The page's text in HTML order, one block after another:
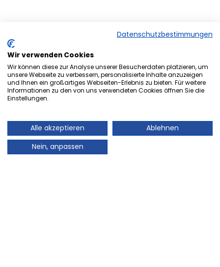
Herzlich Willkommen bei der
Onlineversion von Ihrem
Auch Ihr Stadtmagazin „es Heftche“ ®, das es
mittlerweile 28 Jahre im Landkreis Neunkirchen gibt,
Datenschutzbestimmungen
Wir verwenden Cookies
Wir können diese zur Analyse unserer Besucherdaten platzieren, um
unsere Webseite zu verbessern, personalisierte Inhalte anzuzeigen
und Ihnen ein großartiges Webseiten-Erlebnis zu bieten. Für weitere
Informationen zu den von uns verwendeten Cookies öffnen Sie die
Einstellungen.
Alle akzeptieren
Ablehnen
Nein, anpassen